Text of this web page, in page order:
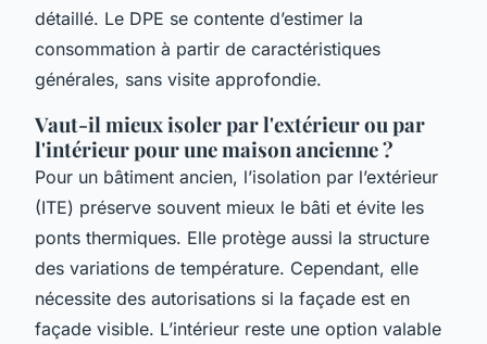
détaillé. Le DPE se contente d’estimer la
consommation à partir de caractéristiques
générales, sans visite approfondie.
Vaut-il mieux isoler par l'extérieur ou par
l'intérieur pour une maison ancienne ?
Pour un bâtiment ancien, l’isolation par l’extérieur
(ITE) préserve souvent mieux le bâti et évite les
ponts thermiques. Elle protège aussi la structure
des variations de température. Cependant, elle
nécessite des autorisations si la façade est en
façade visible. L’intérieur reste une option valable